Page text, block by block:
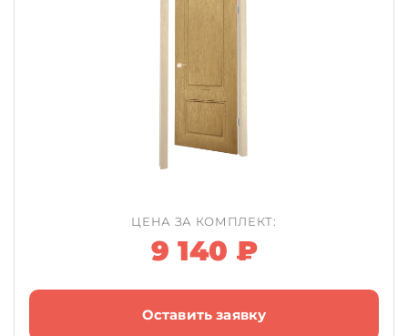
ЦЕНА ЗА КОМПЛЕКТ:
9 140 ₽
Оставить заявку